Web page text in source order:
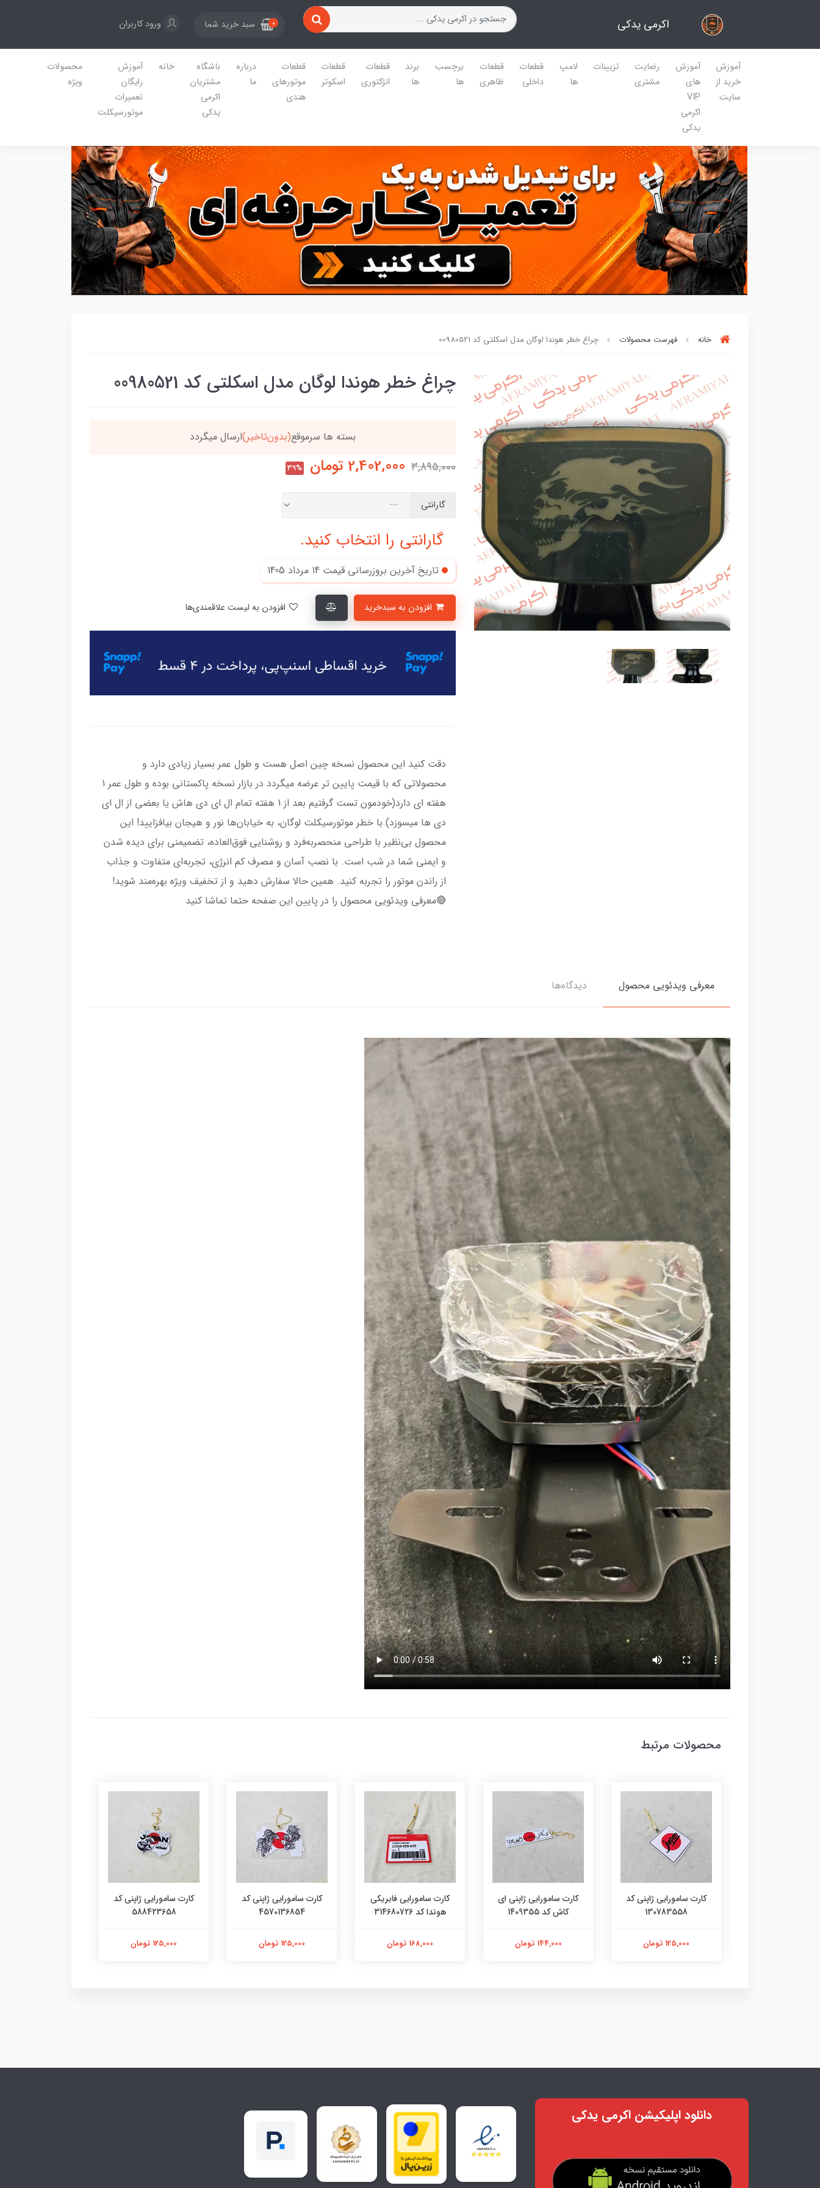
اکرمی یدکی 0 سبد خرید شما ورود کاربران
آموزش
خرید از
سایت
آموزش
های
VIP
اکرمی
یدکی
رضایت
مشتری
تزیینات
لامپ
ها
قطعات
داخلی
قطعات
ظاهری
برچسب
ها
برند
ها
قطعات
انژکتوری
قطعات
اسکوتر
قطعات
موتورهای
هندی
درباره
ما
باشگاه
مشتریان
اکرمی
یدکی
خانه
آموزش
رایگان
تعمیرات
موتورسیکلت
محصولات
ویژه
خانه فهرست محصولات چراغ خطر هوندا لوگان مدل اسکلتی کد 00980521
چراغ خطر هوندا لوگان مدل اسکلتی کد 00980521
بسته ها سرموقع(بدون‌تاخیر)ارسال میگردد خریدتو به5میلیون برسون،ارسالت‌رایگانه
3,895,000
2,402,000 تومان 39%
گارانتی
گارانتی را انتخاب کنید.
تاریخ آخرین بروزرسانی قیمت 14 مرداد 1405
دقت کنید این محصول نسخه‌ چین اصل هست و طول عمر بسیار زیادی دارد و
محصولاتی که با قیمت پایین تر عرضه میگردد در بازار نسخه پاکستانی بوده و طول عمر 1
هفته ای دارد(خودمون تست گرفتیم بعد از 1 هفته تمام ال ای دی هاش یا بعضی از ال ای
دی ها میسوزد).با خطر موتورسیکلت لوگان، به خیابان‌ها نور و هیجان بیافزایید! این
محصول بی‌نظیر با طراحی منحصر‌به‌فرد و روشنایی فوق‌العاده، تضمیمنی برای دیده شدن
و ایمنی شما در شب است. با نصب آسان و مصرف کم انرژی، تجربه‌ای متفاوت و جذاب
از راندن موتور را تجربه کنید. همین حالا سفارش دهید و از تخفیف ویژه بهره‌مند شوید!
🔴معرفی ویدئویی محصول را در پایین این صفحه حتما تماشا کنید
معرفی ویدئویی محصول دیدگاه‌ها
محصولات مرتبط
کارت سامورایی ژاپنی کد
130783558
125,000 تومان
کارت سامورایی ژاپنی ای
کاش کد 1409355
144,000 تومان
کارت سامورایی فابریکی
هوندا کد 314680726
168,000 تومان
کارت سامورایی ژاپنی کد
4570136854
125,000 تومان
کارت سامورایی ژاپنی کد
588423658
125,000 تومان
دانلود اپلیکیشن اکرمی یدکی